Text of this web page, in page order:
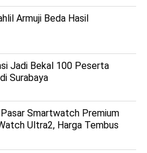
Armuji Beda Hasil
Jadi Bekal 100 Peserta
Surabaya
Smartwatch Premium
Ultra2, Harga Tembus